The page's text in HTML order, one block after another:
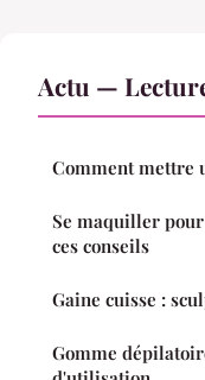
Actu —
Comment mettre
Se maquiller
ces conseils
Gaine cuisse :
Gomme